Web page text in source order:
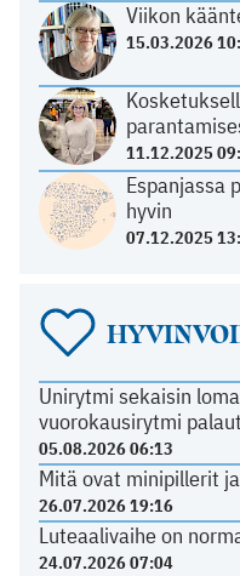
Viikon
15.03.2026
11.12.2025
Espanjassa
hyvin
07.12.2025
Unirytmi sekaisin
vuorokausirytmi
05.08.2026 06:13
Mitä ovat minipillerit
26.07.2026 19:16
Luteaalivaihe on
24.07.2026 07:04